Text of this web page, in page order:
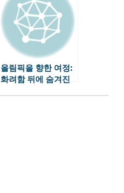
올림픽을 향한 여정:
화려함 뒤에 숨겨진